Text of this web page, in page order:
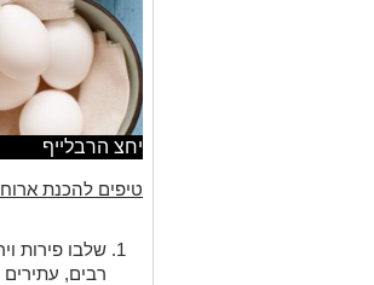
יחצ הרבלייף
טיפים להכנת
שלבו פירות
רבים,